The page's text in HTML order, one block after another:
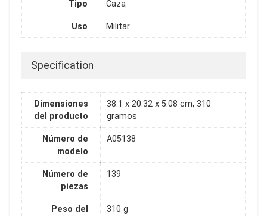
Tipo Caza
Uso Militar
Specification
Dimensiones
del producto
38.1 x 20.32 x 5.08 cm, 310
gramos
Número de
modelo
A05138
Número de
piezas
139
Peso del
310 g